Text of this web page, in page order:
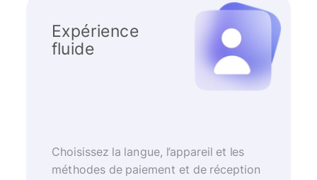
Expérience
fluide
Choisissez la langue, l’appareil et les
méthodes de paiement et de réception